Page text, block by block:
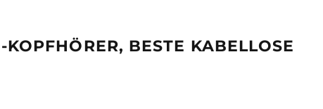
BESTE KABELLOSE